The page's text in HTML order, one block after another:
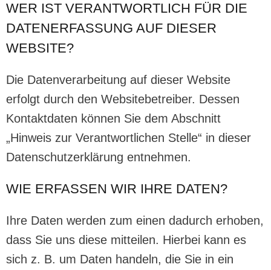
WER IST VERANTWORTLICH FÜR DIE
DATENERFASSUNG AUF DIESER
WEBSITE?
Die Datenverarbeitung auf dieser Website
erfolgt durch den Websitebetreiber. Dessen
Kontaktdaten können Sie dem Abschnitt
„Hinweis zur Verantwortlichen Stelle“ in dieser
Datenschutzerklärung entnehmen.
WIE ERFASSEN WIR IHRE DATEN?
Ihre Daten werden zum einen dadurch erhoben,
dass Sie uns diese mitteilen. Hierbei kann es
sich z. B. um Daten handeln, die Sie in ein